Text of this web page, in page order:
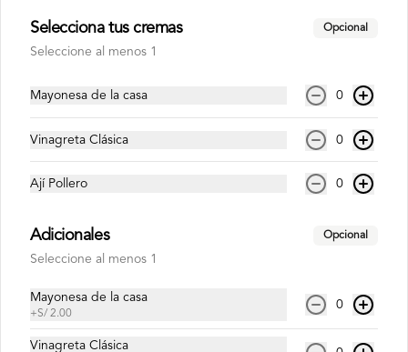
Selecciona tus cremas Opcional
Seleccione al menos 1
Mayonesa de la casa 0
Vinagreta Clásica 0
Ají Pollero 0
Adicionales Opcional
Seleccione al menos 1
Mayonesa de la casa
+S/ 2.00
0
Vinagreta Clásica